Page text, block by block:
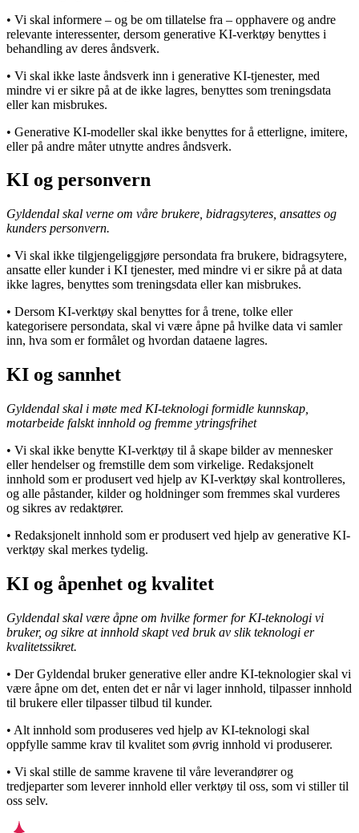
• Vi skal informere – og be om tillatelse fra – opphavere og andre
relevante interessenter, dersom generative KI-verktøy benyttes i
behandling av deres åndsverk.
• Vi skal ikke laste åndsverk inn i generative KI-tjenester, med
mindre vi er sikre på at de ikke lagres, benyttes som treningsdata
eller kan misbrukes.
• Generative KI-modeller skal ikke benyttes for å etterligne, imitere,
eller på andre måter utnytte andres åndsverk.
KI og personvern
Gyldendal skal verne om våre brukere, bidragsyteres, ansattes og
kunders personvern.
• Vi skal ikke tilgjengeliggjøre persondata fra brukere, bidragsytere,
ansatte eller kunder i KI tjenester, med mindre vi er sikre på at data
ikke lagres, benyttes som treningsdata eller kan misbrukes.
• Dersom KI-verktøy skal benyttes for å trene, tolke eller
kategorisere persondata, skal vi være åpne på hvilke data vi samler
inn, hva som er formålet og hvordan dataene lagres.
KI og sannhet
Gyldendal skal i møte med KI-teknologi formidle kunnskap,
motarbeide falskt innhold og fremme ytringsfrihet
• Vi skal ikke benytte KI-verktøy til å skape bilder av mennesker
eller hendelser og fremstille dem som virkelige. Redaksjonelt
innhold som er produsert ved hjelp av KI-verktøy skal kontrolleres,
og alle påstander, kilder og holdninger som fremmes skal vurderes
og sikres av redaktører.
• Redaksjonelt innhold som er produsert ved hjelp av generative KI-
verktøy skal merkes tydelig.
KI og åpenhet og kvalitet
Gyldendal skal være åpne om hvilke former for KI-teknologi vi
bruker, og sikre at innhold skapt ved bruk av slik teknologi er
kvalitetssikret.
• Der Gyldendal bruker generative eller andre KI-teknologier skal vi
være åpne om det, enten det er når vi lager innhold, tilpasser innhold
til brukere eller tilpasser tilbud til kunder.
• Alt innhold som produseres ved hjelp av KI-teknologi skal
oppfylle samme krav til kvalitet som øvrig innhold vi produserer.
• Vi skal stille de samme kravene til våre leverandører og
tredjeparter som leverer innhold eller verktøy til oss, som vi stiller til
oss selv.